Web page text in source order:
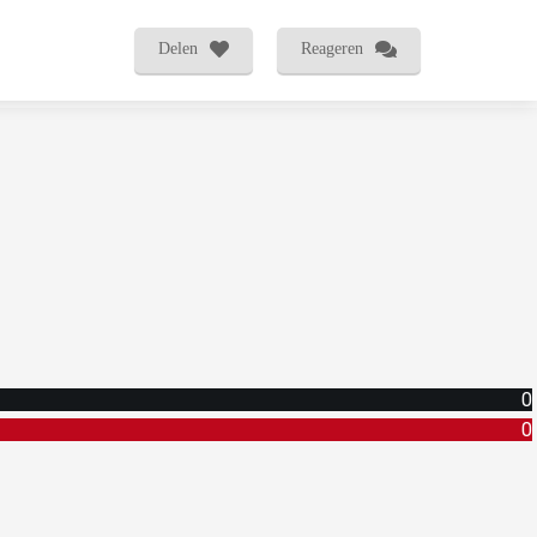
Delen Reageren
0
0